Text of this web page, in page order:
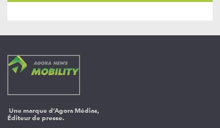
Une marque d’Agora Médias,
Éditeur de presse.